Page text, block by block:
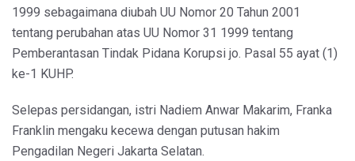
1999 sebagaimana diubah UU Nomor 20 Tahun 2001
tentang perubahan atas UU Nomor 31 1999 tentang
Pemberantasan Tindak Pidana Korupsi jo. Pasal 55 ayat (1)
ke-1 KUHP.
Selepas persidangan, istri Nadiem Anwar Makarim, Franka
Franklin mengaku kecewa dengan putusan hakim
Pengadilan Negeri Jakarta Selatan.